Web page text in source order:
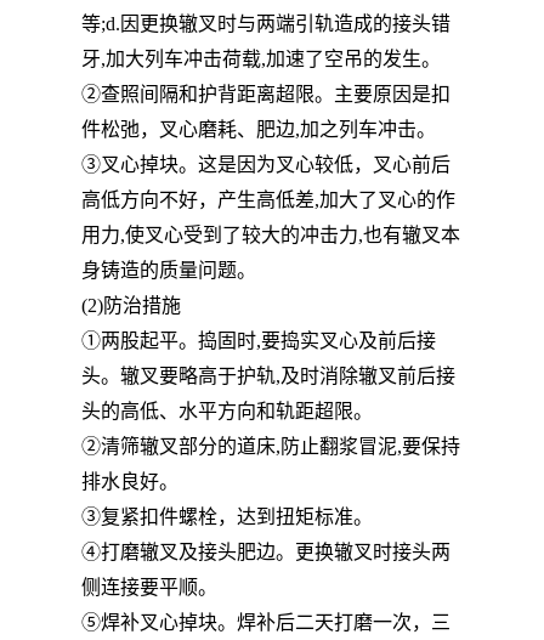
等;d.因更换辙叉时与两端引轨造成的接头错
牙,加大列车冲击荷载,加速了空吊的发生。
②查照间隔和护背距离超限。主要原因是扣
件松弛，叉心磨耗、肥边,加之列车冲击。
③叉心掉块。这是因为叉心较低，叉心前后
高低方向不好，产生高低差,加大了叉心的作
用力,使叉心受到了较大的冲击力,也有辙叉本
身铸造的质量问题。
(2)防治措施
①两股起平。捣固时,要捣实叉心及前后接
头。辙叉要略高于护轨,及时消除辙叉前后接
头的高低、水平方向和轨距超限。
②清筛辙叉部分的道床,防止翻浆冒泥,要保持
排水良好。
③复紧扣件螺栓，达到扭矩标准。
④打磨辙叉及接头肥边。更换辙叉时接头两
侧连接要平顺。
⑤焊补叉心掉块。焊补后二天打磨一次，三